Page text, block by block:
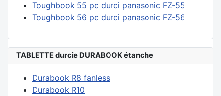
Toughbook 55 pc durci panasonic FZ-55
Toughbook 56 pc durci panasonic FZ-56
TABLETTE durcie DURABOOK étanche
Durabook R8 fanless
Durabook R10